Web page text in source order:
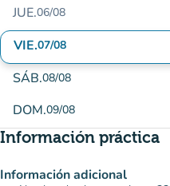
JUE.06/08
VIE.07/08
SÁB.08/08
DOM.09/08
Información práctica
Información adicional